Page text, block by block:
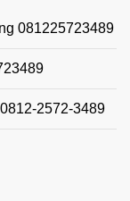
081225723489
2572-3489